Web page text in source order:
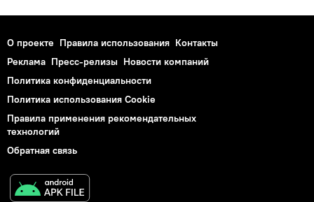
О проекте Правила использования Контакты
Реклама Пресс-релизы Новости компаний
Политика конфиденциальности
Политика использования Cookie
Правила применения рекомендательных
технологий
Обратная связь